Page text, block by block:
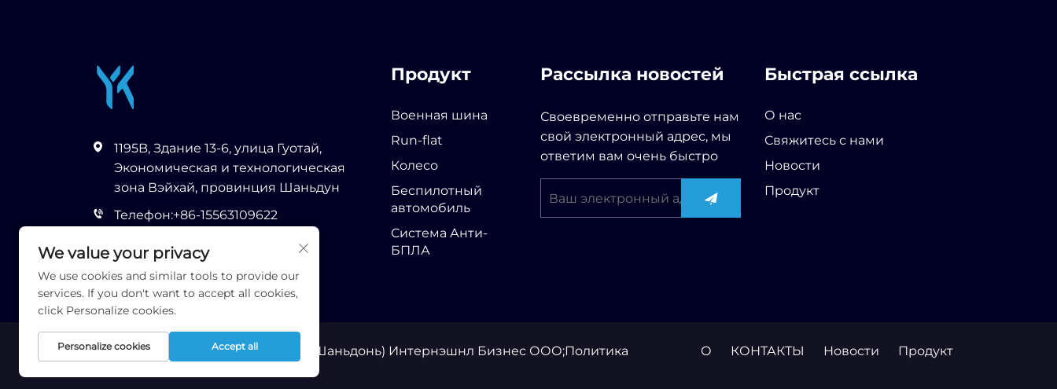
1195B, Здание 13-6, улица Гуотай,
Экономическая и технологическая
зона Вэйхай, провинция Шаньдун
Телефон:+86-15563109622
Эл. почта:
Продукт
Военная шина
Run-flat
Колесо
Беспилотный
автомобиль
Система Анти-
БПЛА
Рассылка новостей
Своевременно отправьте нам
свой электронный адрес, мы
ответим вам очень быстро
Быстрая ссылка
О нас
Свяжитесь с нами
Новости
Продукт
Авторские права © 2026 Runhao (Шаньдонь) Интернэшнл Бизнес ООО;Политика
О КОНТАКТЫ Новости Продукт
We value your privacy
We use cookies and similar tools to provide our
services. If you don't want to accept all cookies,
click Personalize cookies.
Personalize cookies Accept all